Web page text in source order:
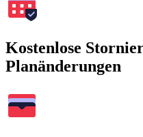
Kostenlose
Planänderungen